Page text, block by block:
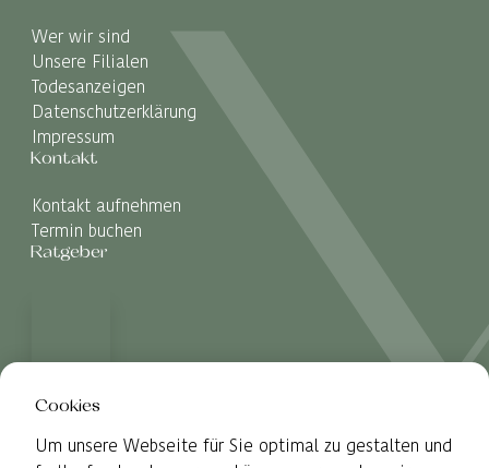
Wer wir sind
Unsere Filialen
Todesanzeigen
Datenschutzerklärung
Impressum
Kontakt
Kontakt aufnehmen
Termin buchen
Ratgeber
Cookies
Um unsere Webseite für Sie optimal zu gestalten und